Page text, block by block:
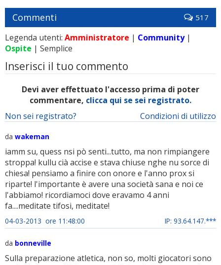
Commenti 517
Legenda utenti: Amministratore | Community|
Ospite | Semplice
Inserisci il tuo commento
Devi aver effettuato l'accesso prima di poter
commentare, clicca qui se sei registrato.
Condizioni di utilizzo
Non sei registrato?
da wakeman
iamm su, quess nsi pò senti...tutto, ma non rimpiangere
stroppa! kullu cià accise e stava chiuse nghe nu sorce di
chiesa! pensiamo a finire con onore e l'anno prox si
riparte! l'importante è avere una società sana e noi ce
l'abbiamo! ricordiamoci dove eravamo 4 anni
fa....meditate tifosi, meditate!
04-03-2013 ore 11:48:00 IP: 93.64.147.***
da bonneville
Sulla preparazione atletica, non so, molti giocatori sono